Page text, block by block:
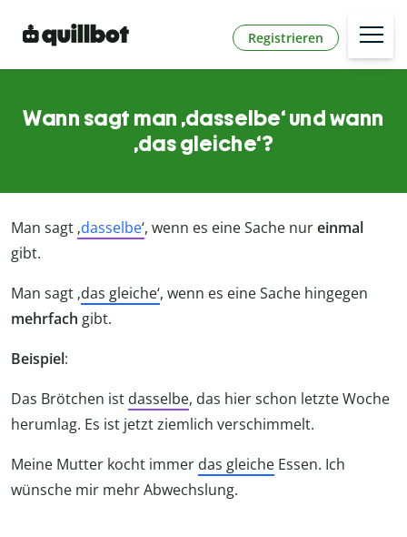
Registrieren
Wann sagt man ‚dasselbe‘ und wann
‚das gleiche‘?
Man sagt ‚dasselbe‘, wenn es eine Sache nureinmal
gibt.
Man sagt ‚das gleiche‘, wenn es eine Sache hingegen
mehrfach gibt.
Beispiel:
Das Brötchen ist dasselbe, das hier schon letzte Woche
herumlag. Es ist jetzt ziemlich verschimmelt.
Meine Mutter kocht immer das gleiche Essen. Ich
wünsche mir mehr Abwechslung.